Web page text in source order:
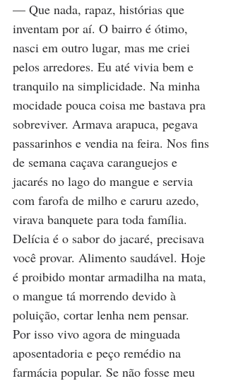
— Que nada, rapaz, histórias que
inventam por aí. O bairro é ótimo,
nasci em outro lugar, mas me criei
pelos arredores. Eu até vivia bem e
tranquilo na simplicidade. Na minha
mocidade pouca coisa me bastava pra
sobreviver. Armava arapuca, pegava
passarinhos e vendia na feira. Nos fins
de semana caçava caranguejos e
jacarés no lago do mangue e servia
com farofa de milho e caruru azedo,
virava banquete para toda família.
Delícia é o sabor do jacaré, precisava
você provar. Alimento saudável. Hoje
é proibido montar armadilha na mata,
o mangue tá morrendo devido à
poluição, cortar lenha nem pensar.
Por isso vivo agora de minguada
aposentadoria e peço remédio na
farmácia popular. Se não fosse meu